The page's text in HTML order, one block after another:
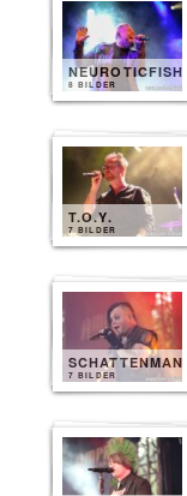
NEUROTICFISH
8 BILDER
T.O.Y.
7 BILDER
SCHATTENMANN
7 BILDER